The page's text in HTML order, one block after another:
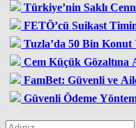
Türkiye’nin Saklı
FETÖ’cü Suikast
Tuzla’da 50 Bin Konut
Cem Küçük Gözaltına
FamBet: Güvenli ve
Güvenli Ödeme